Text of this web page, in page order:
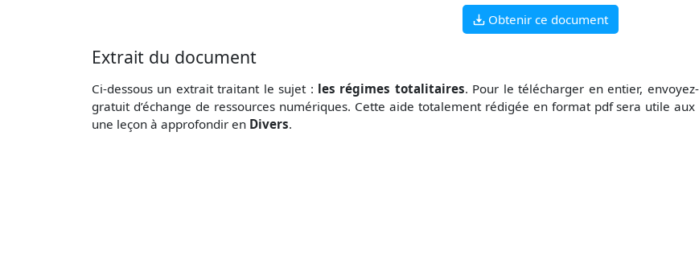
Obtenir ce document
Extrait du document
Ci-dessous un extrait traitant le sujet : les régimes totalitaires. Pour le télécharger en entier,
gratuit d’échange de ressources numériques. Cette aide totalement rédigée en format pdf sera utile
une leçon à approfondir en Divers.